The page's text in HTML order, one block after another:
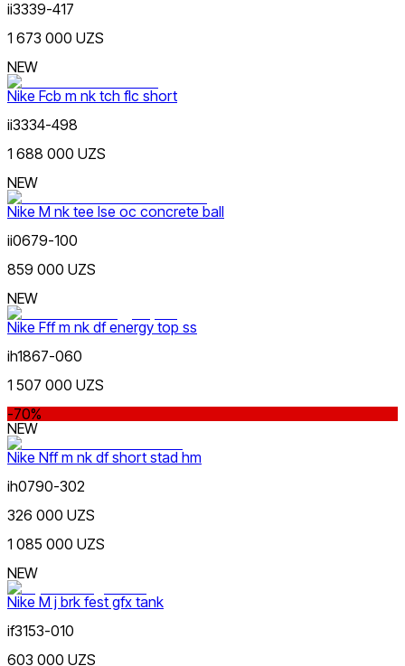
Sariq
Olovrang
Siyohrang
Jigarrang
Ommabop
Nike Tashkent Amir Temur
Nike Tashkent City Mall
ii3339-417
1 673 000 UZS
NEW
Nike Fcb m nk tch flc short
ii3334-498
1 688 000 UZS
NEW
Nike M nk tee lse oc concrete ball
ii0679-100
859 000 UZS
NEW
Nike Fff m nk df energy top ss
ih1867-060
1 507 000 UZS
-70%
NEW
Nike Nff m nk df short stad hm
ih0790-302
326 000 UZS
1 085 000 UZS
NEW
Nike M j brk fest gfx tank
if3153-010
603 000 UZS